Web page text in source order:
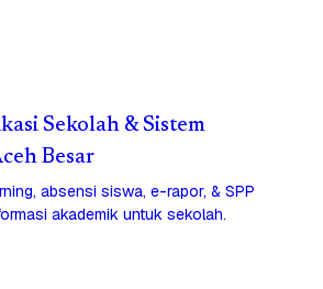
Sekolah & Sistem
Besar
absensi siswa, e-rapor, & SPP
akademik untuk sekolah.